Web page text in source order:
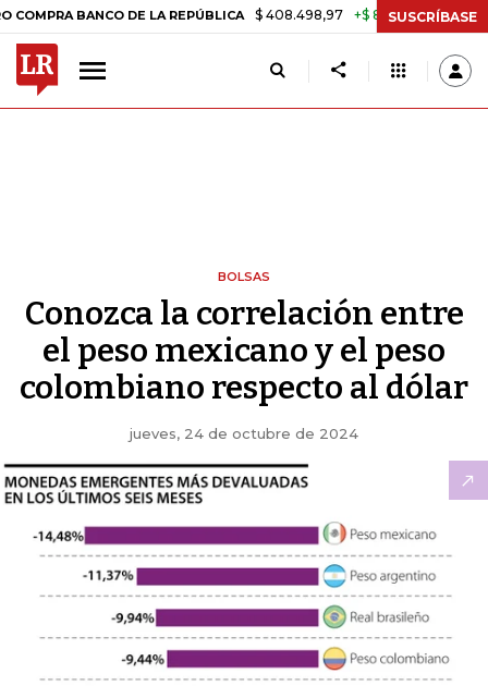
BANCO DE LA REPÚBLICA $ 408.498,97 +$ 8.753,81 +2,19%
SUSCRÍBASE
BOLSAS
Conozca la correlación entre
el peso mexicano y el peso
colombiano respecto al dólar
jueves, 24 de octubre de 2024